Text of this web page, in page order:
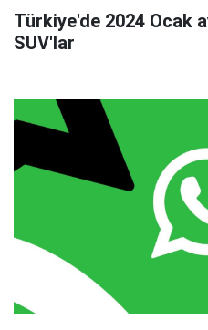
Türkiye'de 2024 Ocak
SUV'lar